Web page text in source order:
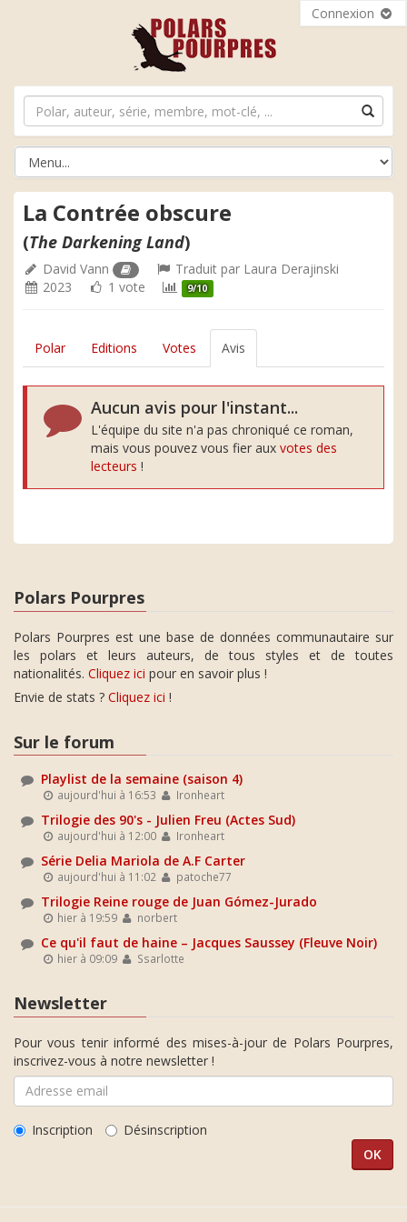
Connexion
La Contrée obscure
(The Darkening Land)
David Vann Traduit par Laura Derajinski
2023
1 vote 9/10
Polar Editions Votes Avis
Aucun avis pour l'instant...
L'équipe du site n'a pas chroniqué ce roman,
mais vous pouvez vous fier aux votes des
lecteurs !
Polars Pourpres
Polars Pourpres est une base de données communautaire sur
les polars et leurs auteurs, de tous styles et de toutes
nationalités. Cliquez ici pour en savoir plus !
Envie de stats ? Cliquez ici !
Sur le forum
Playlist de la semaine (saison 4)
aujourd'hui à 16:53 Ironheart
Trilogie des 90's - Julien Freu (Actes Sud)
aujourd'hui à 12:00 Ironheart
Série Delia Mariola de A.F Carter
aujourd'hui à 11:02 patoche77
Trilogie Reine rouge de Juan Gómez-Jurado
hier à 19:59 norbert
Ce qu'il faut de haine – Jacques Saussey (Fleuve Noir)
hier à 09:09 Ssarlotte
Newsletter
Pour vous tenir informé des mises-à-jour de Polars Pourpres,
inscrivez-vous à notre newsletter !
Inscription Désinscription